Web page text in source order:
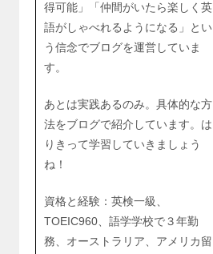
得可能」「仲間がいたら楽しく英
語がしゃべれるようになる」とい
う信念でブログを運営していま
す。
あとは実践あるのみ。具体的な方
法をブログで紹介しています。は
りきって学習していきましょう
ね！
資格と経験：英検一級、
TOEIC960、語学学校で３年勤
務、オーストラリア、アメリカ留